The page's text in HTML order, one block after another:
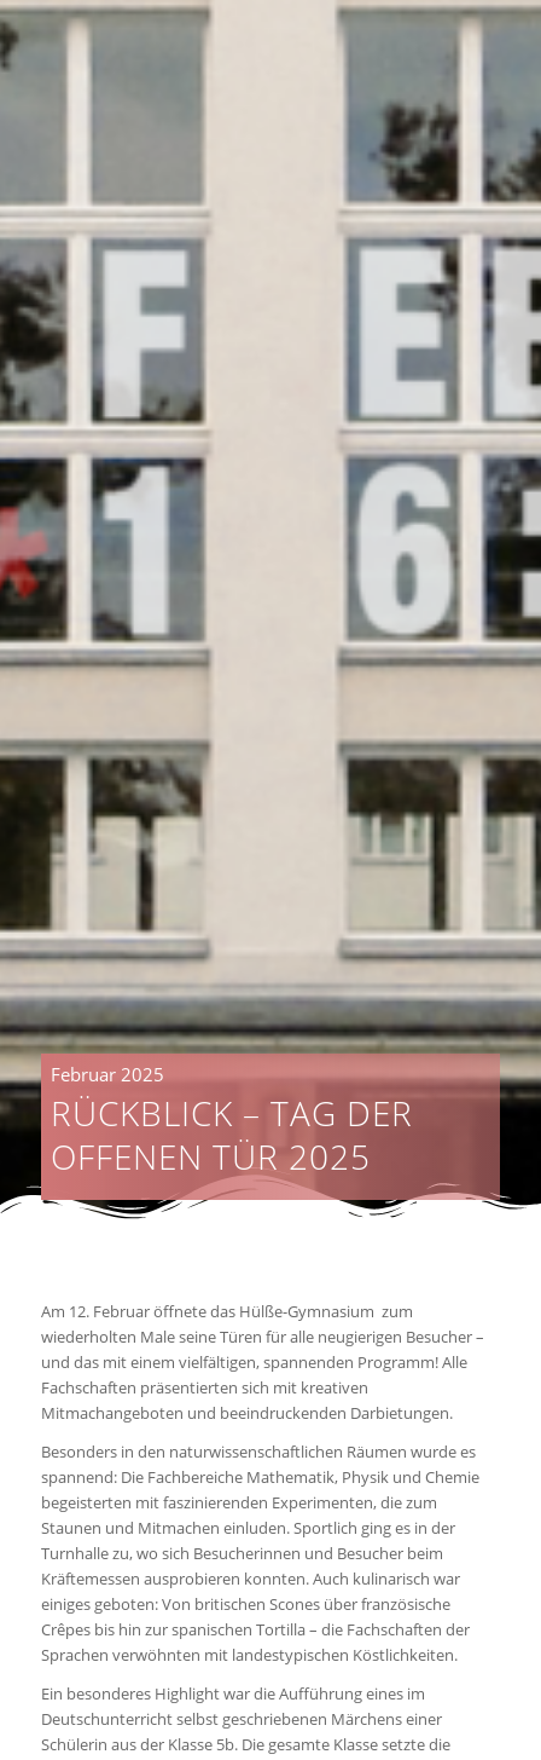
Februar 2025
RÜCKBLICK – TAG DER
OFFENEN TÜR 2025
Am 12. Februar öffnete das Hülße-Gymnasium zum
wiederholten Male seine Türen für alle neugierigen Besucher –
und das mit einem vielfältigen, spannenden Programm! Alle
Fachschaften präsentierten sich mit kreativen
Mitmachangeboten und beeindruckenden Darbietungen.
Besonders in den naturwissenschaftlichen Räumen wurde es
spannend: Die Fachbereiche Mathematik, Physik und Chemie
begeisterten mit faszinierenden Experimenten, die zum
Staunen und Mitmachen einluden. Sportlich ging es in der
Turnhalle zu, wo sich Besucherinnen und Besucher beim
Kräftemessen ausprobieren konnten. Auch kulinarisch war
einiges geboten: Von britischen Scones über französische
Crêpes bis hin zur spanischen Tortilla – die Fachschaften der
Sprachen verwöhnten mit landestypischen Köstlichkeiten.
Ein besonderes Highlight war die Aufführung eines im
Deutschunterricht selbst geschriebenen Märchens einer
Schülerin aus der Klasse 5b. Die gesamte Klasse setzte die